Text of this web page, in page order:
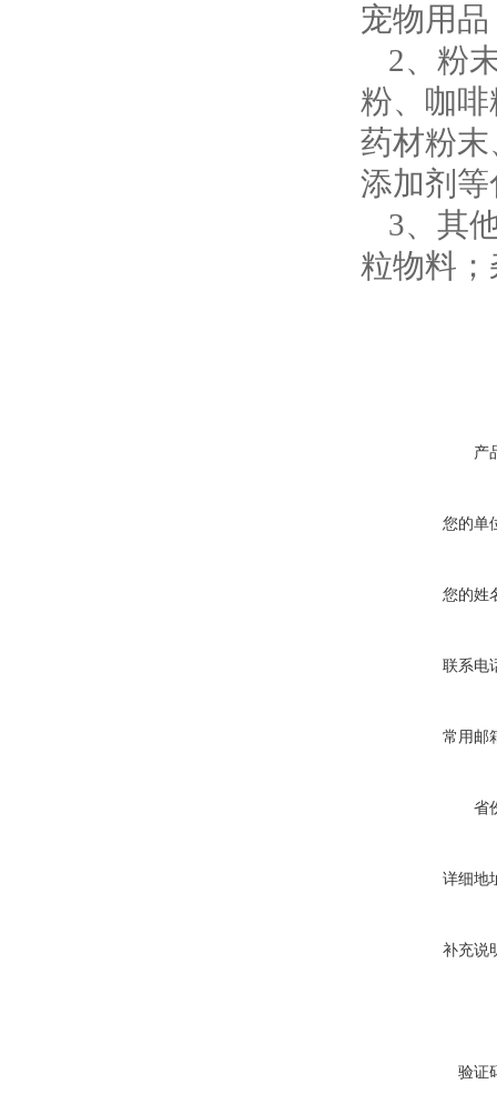
宠物用
2、粉
粉、咖
药材粉
添加剂
3、其
粒物料
产
您的单
您的姓
联系电
常用邮
省
详细地
补充说
验证